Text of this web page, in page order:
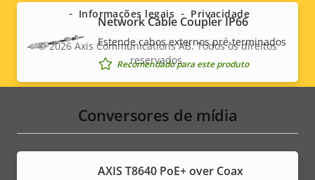
Network Cable Coupler IP66
Estende cabos externos pré-terminados
Recomendado para este produto
Conversores de mídia
AXIS T8640 PoE+ over Coax
Legal
© 2026 Axis Communications AB. Todos os direitos
reservados.
Informações legais
Privacidade